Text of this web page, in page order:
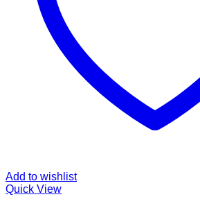
Add to wishlist
Quick View